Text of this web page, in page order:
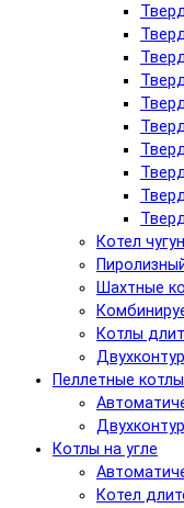
Котел
Шахтные
Котлы
Пеллетные котлы
Котлы на угле
Котел